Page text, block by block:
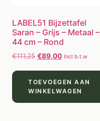
LABEL51 Bijzettafel
Saran – Grijs – Metaal –
44 cm – Rond
€111,25 €89,00 Incl b.t.w
TOEVOEGEN AAN
WINKELWAGEN